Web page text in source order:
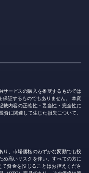
サービスの購入を推奨するものでは
保証するものでもありません。 本資
載内容の正確性・妥当性・完全性に
に関連して生じた損失について、
り、市場価格のわずかな変動でも投
め高いリスクを伴い、すべての方に
資金を投じることはお控えくださ